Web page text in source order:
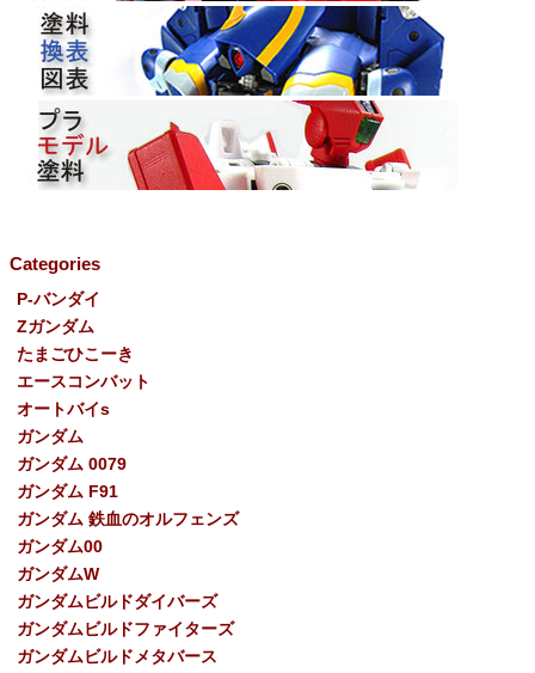
Categories
P-バンダイ
Ζガンダム
たまごひこーき
エースコンバット
オートバイs
ガンダム
ガンダム 0079
ガンダム F91
ガンダム 鉄血のオルフェンズ
ガンダム00
ガンダムW
ガンダムビルドダイバーズ
ガンダムビルドファイターズ
ガンダムビルドメタバース